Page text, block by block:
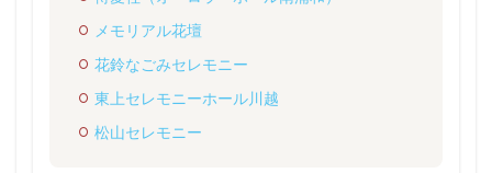
メモリアル花壇
花鈴なごみセレモニー
東上セレモニーホール川越
松山セレモニー